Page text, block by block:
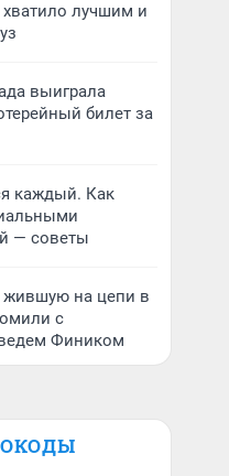
лучшим и
выиграла
билет за
каждый. Как
— советы
на цепи в
с
Фиником